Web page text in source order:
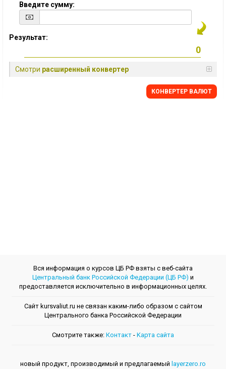
Введите сумму:
Результат:
Смотри расширенный конвертер
КОНВЕРТЕР ВАЛЮТ
Вся информация о курсов ЦБ РФ взяты с веб-сайта
Центральный банк Российской Федерации (ЦБ РФ) и
предоставляется исключительно в информационных целях.
Сайт kursvaliut.ru не связан каким-либо образом с сайтом
Центрального банкa Российской Федерации
Смотрите также: Контакт - Kарта сайта
новый продукт, производимый и предлагаемый layerzero.ro